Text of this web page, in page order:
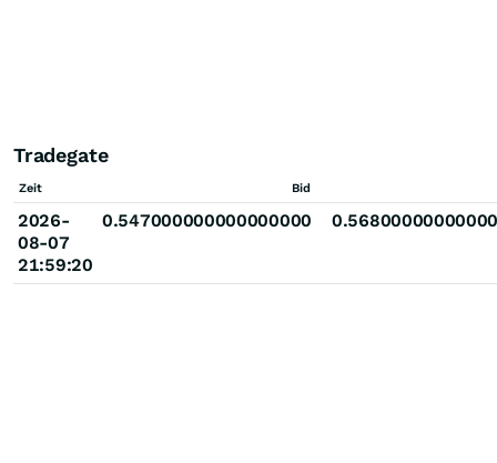
Tradegate
Zeit Bid
2026-
08-07
21:59:20
0.547000000000000000